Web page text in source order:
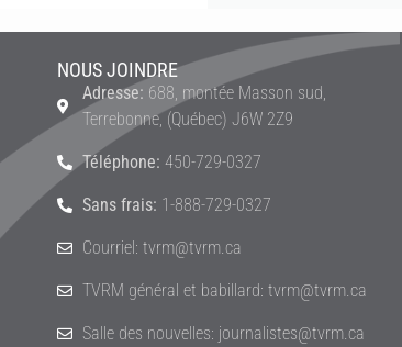
NOUS JOINDRE
Adresse: 688, montée Masson sud,
Terrebonne, (Québec) J6W 2Z9
Téléphone: 450-729-0327
Sans frais: 1-888-729-0327
Courriel: tvrm@tvrm.ca
TVRM général et babillard: tvrm@tvrm.ca
Salle des nouvelles: journalistes@tvrm.ca